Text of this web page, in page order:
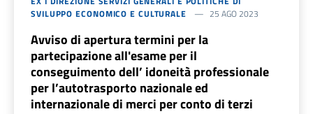
SVILUPPO ECONOMICO E CULTURALE
25 AGO 2023
Avviso di apertura termini per la
partecipazione all'esame per il
conseguimento dell’ idoneità professionale
per l’autotrasporto nazionale ed
internazionale di merci per conto di terzi